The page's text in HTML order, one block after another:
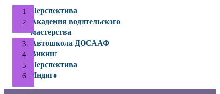
Перспектива
Академия водительского
мастерства
Автошкола ДОСААФ
Викинг
Перспектива
Индиго